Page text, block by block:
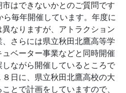
はできないかとのご質問です
毎年開催しています。年度に
なりますが、アトラクション
さらには県立秋田北鷹高等学
ベーター事業などと同時開催
ながら開催しているところで
日に、県立秋田北鷹高校の大
とで計画をしていますので、